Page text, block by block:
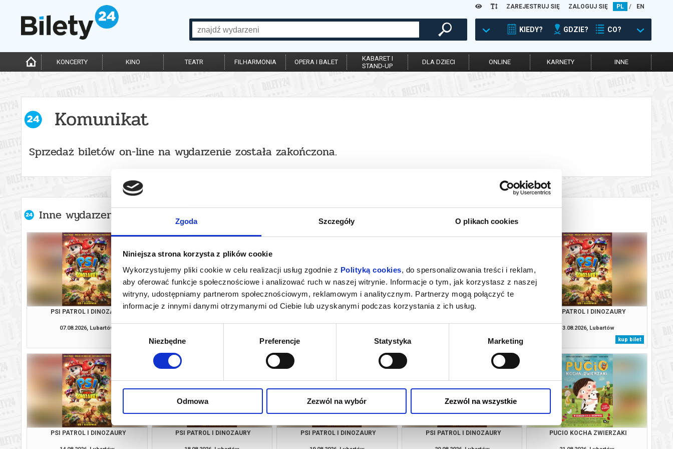
Zgoda Szczegóły O plikach cookies
Niniejsza strona korzysta z plików cookie
Wykorzystujemy pliki cookie w celu realizacji usług zgodnie z Polityką cookies, do spersonalizowania treści i reklam,
aby oferować funkcje społecznościowe i analizować ruch w naszej witrynie. Informacje o tym, jak korzystasz z naszej
witryny, udostępniamy partnerom społecznościowym, reklamowym i analitycznym. Partnerzy mogą połączyć te
informacje z innymi danymi otrzymanymi od Ciebie lub uzyskanymi podczas korzystania z ich usług.
Wybór
Niezbędne Preferencje Statystyka Marketing
Odmowa Zezwól na wybór Zezwól na wszystkie
ZAREJESTRUJ SIĘ ZALOGUJ SIĘ PL / EN
KIEDY? GDZIE? CO?
KONCERTY KINO TEATR FILHARMONIA OPERA I BALET
KABARET I
STAND-UP
DLA DZIECI ONLINE KARNETY INNE
Komunikat
Sprzedaż biletów on-line na wydarzenie została zakończona.
Inne wydarzenia organizatora
PSI PATROL I DINOZAURY
07.08.2026, Lubartów
PSI PATROL I DINOZAURY
kup bilet
PSI PATROL I DINOZAURY
kup bilet
PSI PATROL I DINOZAURY
kup bilet
PSI PATROL I DINOZAURY
13.08.2026, Lubartów
kup bilet
PSI PATROL I DINOZAURY PSI PATROL I DINOZAURY PSI PATROL I DINOZAURY PSI PATROL I DINOZAURY PUCIO KOCHA ZWIERZAKI